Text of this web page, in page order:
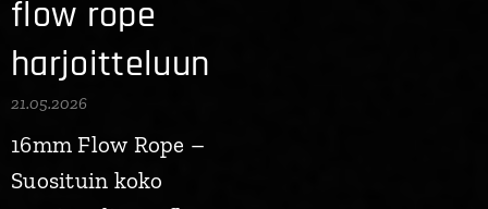
flow rope
harjoitteluun
21.05.2026
16mm Flow Rope –
Suosituin koko